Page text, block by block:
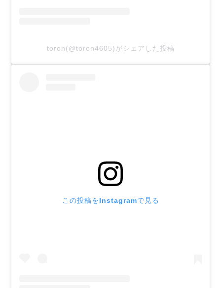
toron(@toron4605)がシェアした投稿
この投稿をInstagramで見る